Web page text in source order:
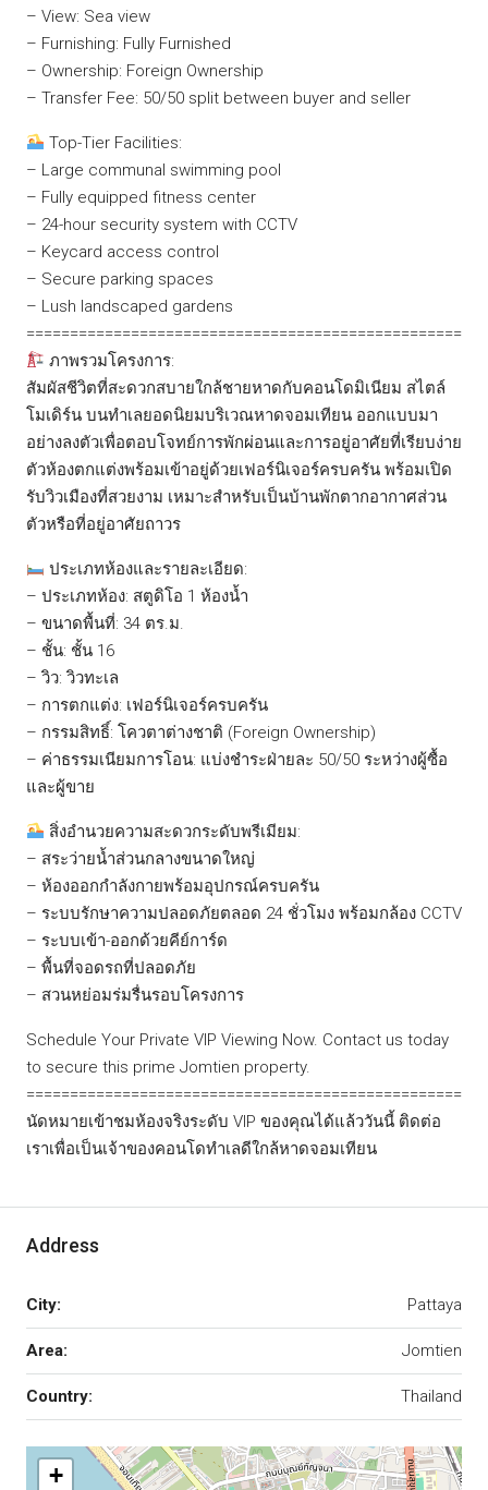
– View: Sea view
– Furnishing: Fully Furnished
– Ownership: Foreign Ownership
– Transfer Fee: 50/50 split between buyer and seller
Top-Tier Facilities:
– Large communal swimming pool
– Fully equipped fitness center
– 24-hour security system with CCTV
– Keycard access control
– Secure parking spaces
– Lush landscaped gardens
==================================================
ภาพรวมโครงการ:
สัมผัสชีวิตที่สะดวกสบายใกล้ชายหาดกับคอนโดมิเนียม สไตล์
โมเดิร์น บนทำเลยอดนิยมบริเวณหาดจอมเทียน ออกแบบมา
อย่างลงตัวเพื่อตอบโจทย์การพักผ่อนและการอยู่อาศัยที่เรียบง่าย
ตัวห้องตกแต่งพร้อมเข้าอยู่ด้วยเฟอร์นิเจอร์ครบครัน พร้อมเปิด
รับวิวเมืองที่สวยงาม เหมาะสำหรับเป็นบ้านพักตากอากาศส่วน
ตัวหรือที่อยู่อาศัยถาวร
ประเภทห้องและรายละเอียด:
– ประเภทห้อง: สตูดิโอ 1 ห้องน้ำ
– ขนาดพื้นที่: 34 ตร.ม.
– ชั้น: ชั้น 16
– วิว: วิวทะเล
– การตกแต่ง: เฟอร์นิเจอร์ครบครัน
– กรรมสิทธิ์: โควตาต่างชาติ (Foreign Ownership)
– ค่าธรรมเนียมการโอน: แบ่งชำระฝ่ายละ 50/50 ระหว่างผู้ซื้อ
และผู้ขาย
สิ่งอำนวยความสะดวกระดับพรีเมียม:
– สระว่ายน้ำส่วนกลางขนาดใหญ่
– ห้องออกกำลังกายพร้อมอุปกรณ์ครบครัน
– ระบบรักษาความปลอดภัยตลอด 24 ชั่วโมง พร้อมกล้อง CCTV
– ระบบเข้า-ออกด้วยคีย์การ์ด
– พื้นที่จอดรถที่ปลอดภัย
– สวนหย่อมร่มรื่นรอบโครงการ
Schedule Your Private VIP Viewing Now. Contact us today
to secure this prime Jomtien property.
==================================================
นัดหมายเข้าชมห้องจริงระดับ VIP ของคุณได้แล้ววันนี้ ติดต่อ
เราเพื่อเป็นเจ้าของคอนโดทำเลดีใกล้หาดจอมเทียน
Address
City: Pattaya
Area: Jomtien
Country: Thailand
+